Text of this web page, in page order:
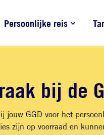
Persoonlijke reis
bij de
jouw GGD voor het
zijn op voorraad en